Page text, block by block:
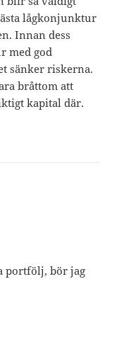
lågkonjunktur
Innan dess
med god
sänker riskerna.
bråttom att
kapital där.
portfölj, bör jag